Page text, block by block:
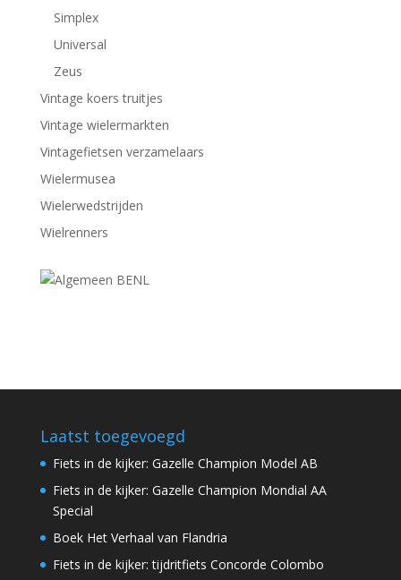
Simplex
Universal
Zeus
Vintage koers truitjes
Vintage wielermarkten
Vintagefietsen verzamelaars
Wielermusea
Wielerwedstrijden
Wielrenners
Laatst toegevoegd
Fiets in de kijker: Gazelle Champion Model AB
Fiets in de kijker: Gazelle Champion Mondial AA
Special
Boek Het Verhaal van Flandria
Fiets in de kijker: tijdritfiets Concorde Colombo